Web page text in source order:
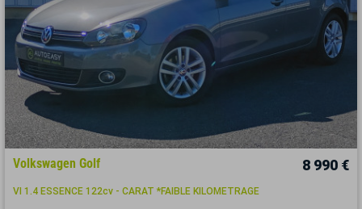
Volkswagen Golf 8 990 €
VI 1.4 ESSENCE 122cv - CARAT *FAIBLE KILOMETRAGE